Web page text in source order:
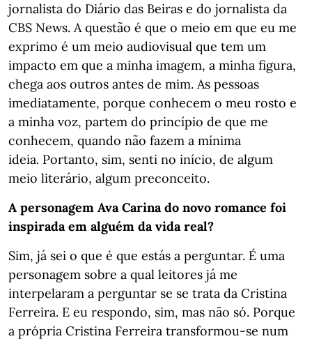
jornalista do Diário das Beiras e do jornalista da
CBS News. A questão é que o meio em que eu me
exprimo é um meio audiovisual que tem um
impacto em que a minha imagem, a minha figura,
chega aos outros antes de mim. As pessoas
imediatamente, porque conhecem o meu rosto e
a minha voz, partem do princípio de que me
conhecem, quando não fazem a mínima
ideia. Portanto, sim, senti no início, de algum
meio literário, algum preconceito.
A personagem Ava Carina do novo romance foi
inspirada em alguém da vida real?
Sim, já sei o que é que estás a perguntar. É uma
personagem sobre a qual leitores já me
interpelaram a perguntar se se trata da Cristina
Ferreira. E eu respondo, sim, mas não só. Porque
a própria Cristina Ferreira transformou-se num